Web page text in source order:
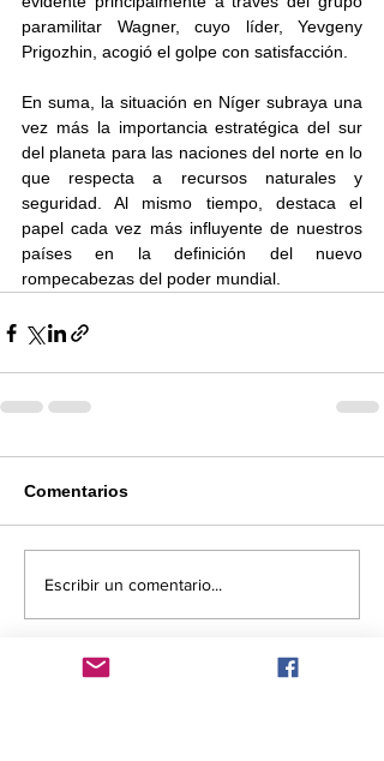
paramilitar Wagner, cuyo líder, Yevgeny
Prigozhin, acogió el golpe con satisfacción.
En suma, la situación en Níger subraya una
vez más la importancia estratégica del sur
del planeta para las naciones del norte en lo
que respecta a recursos naturales y
seguridad. Al mismo tiempo, destaca el
papel cada vez más influyente de nuestros
países en la definición del nuevo
rompecabezas del poder mundial.
Comentarios
Escribir un comentario...